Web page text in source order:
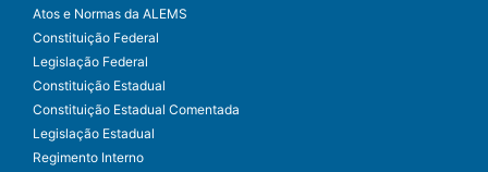
Atos e Normas da ALEMS
Constituição Federal
Legislação Federal
Constituição Estadual
Constituição Estadual Comentada
Legislação Estadual
Regimento Interno